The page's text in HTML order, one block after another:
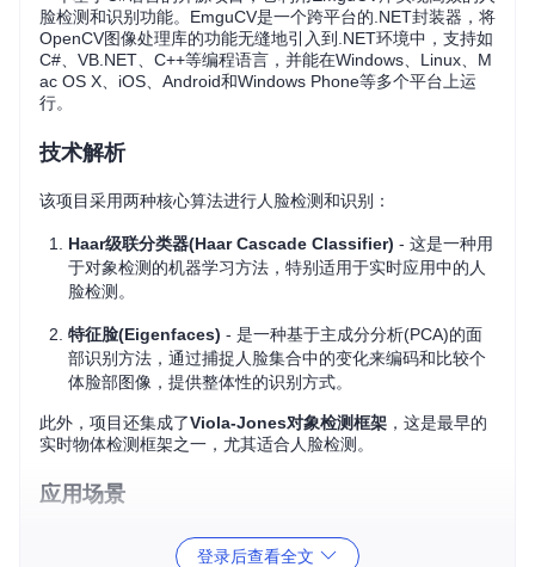
脸检测和识别功能。EmguCV是一个跨平台的.NET封装器，将
OpenCV图像处理库的功能无缝地引入到.NET环境中，支持如
C#、VB.NET、C++等编程语言，并能在Windows、Linux、M
ac OS X、iOS、Android和Windows Phone等多个平台上运
行。
技术解析
该项目采用两种核心算法进行人脸检测和识别：
Haar级联分类器(Haar Cascade Classifier) - 这是一种用
于对象检测的机器学习方法，特别适用于实时应用中的人
脸检测。
特征脸(Eigenfaces) - 是一种基于主成分分析(PCA)的面
部识别方法，通过捕捉人脸集合中的变化来编码和比较个
体脸部图像，提供整体性的识别方式。
此外，项目还集成了Viola-Jones对象检测框架 ，这是最早的
实时物体检测框架之一，尤其适合人脸检测。
应用场景
这个项目不仅可用于学术研究，也广泛适用于以下实际场景：
登录后查看全文